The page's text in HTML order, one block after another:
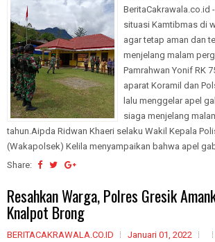
BeritaCakrawala.co.id
situasi Kamtibmas di
agar tetap aman dan
menjelang malam
Pamrahwan Yonif RK
aparat Koramil dan
lalu menggelar apel
siaga menjelang
tahun.Aipda Ridwan Khaeri selaku Wakil Kepala
(Wakapolsek) Kelila menyampaikan bahwa apel
Share:
Resahkan Warga, Polres Gresik
Knalpot Brong
BERITACAKRAWALA.CO.ID Januari 01, 2022